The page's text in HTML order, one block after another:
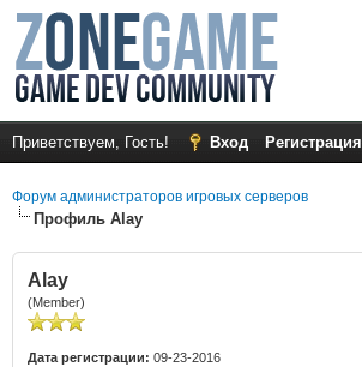
Приветствуем, Гость! Вход Регистрация
Форум администраторов игровых серверов
Профиль Alay
Alay
(Member)
Дата регистрации: 09-23-2016